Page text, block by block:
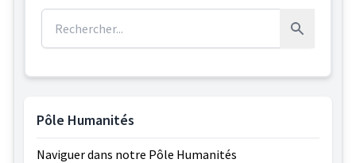
Rechercher
Pôle Humanités
Naviguer dans notre Pôle Humanités